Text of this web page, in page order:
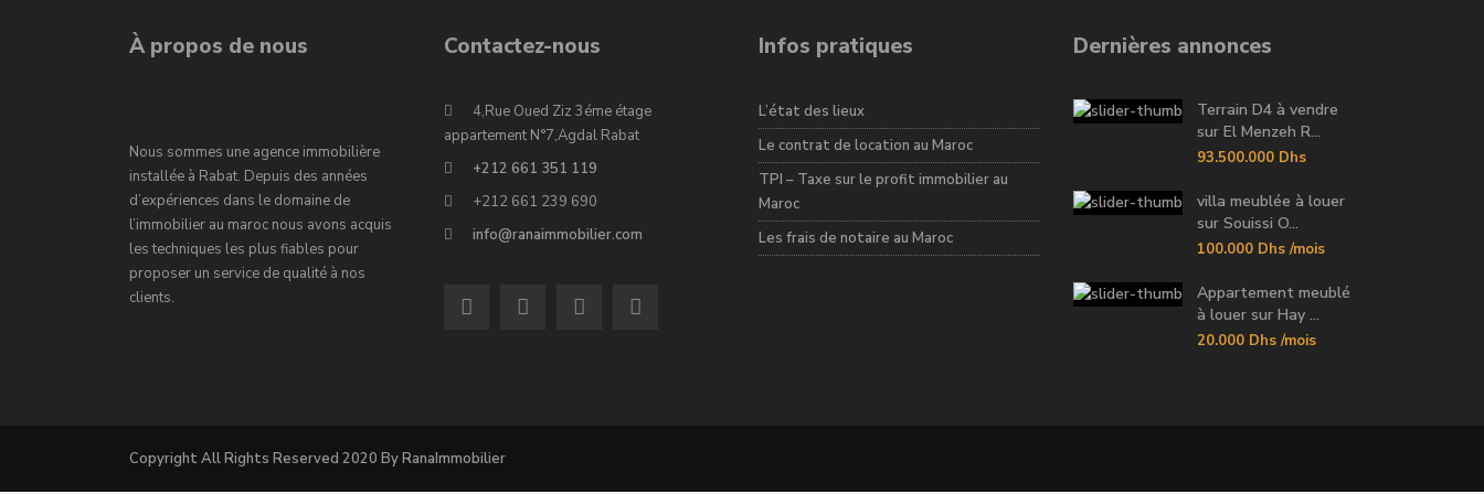
À propos de nous
Nous sommes une agence immobilière
installée à Rabat. Depuis des années
d’expériences dans le domaine de
l’immobilier au maroc nous avons acquis
les techniques les plus fiables pour
proposer un service de qualité à nos
clients.
Contactez-nous
4,Rue Oued Ziz 3éme étage
appartement N°7,Agdal Rabat
+212 661 351 119
+212 661 239 690
info@ranaimmobilier.com
Infos pratiques
L’état des lieux
Le contrat de location au Maroc
TPI – Taxe sur le profit immobilier au
Maroc
Les frais de notaire au Maroc
Dernières annonces
Terrain D4 à vendre
sur El Menzeh R...
93.500.000 Dhs
villa meublée à louer
sur Souissi O...
100.000 Dhs /mois
Appartement meublé
à louer sur Hay ...
20.000 Dhs /mois
Copyright All Rights Reserved 2020 By RanaImmobilier